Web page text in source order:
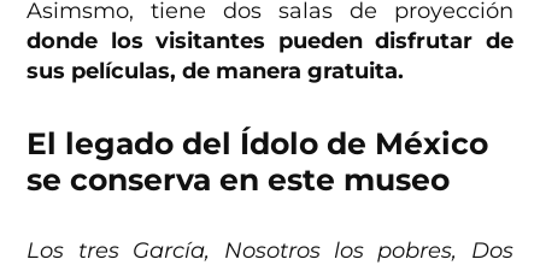
Asimsmo, tiene dos salas de proyección
donde los visitantes pueden disfrutar de
sus películas, de manera gratuita.
El legado del Ídolo de México
se conserva en este museo
Los tres García, Nosotros los pobres, Dos